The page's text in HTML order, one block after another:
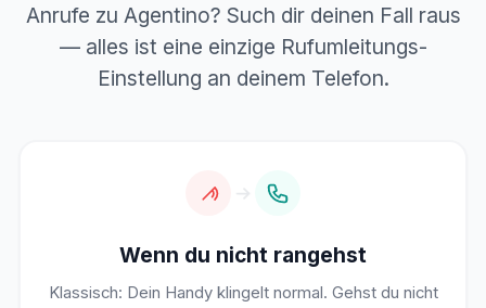
Anrufe zu Agentino? Such dir deinen Fall raus
— alles ist eine einzige Rufumleitungs-
Einstellung an deinem Telefon.
Wenn du nicht rangehst
Klassisch: Dein Handy klingelt normal. Gehst du nicht